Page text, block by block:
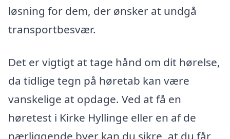
løsning for dem, der ønsker at undgå
transportbesvær.
Det er vigtigt at tage hånd om dit hørelse,
da tidlige tegn på høretab kan være
vanskelige at opdage. Ved at få en
høretest i Kirke Hyllinge eller en af de
nærliggende byer kan du sikre, at du får